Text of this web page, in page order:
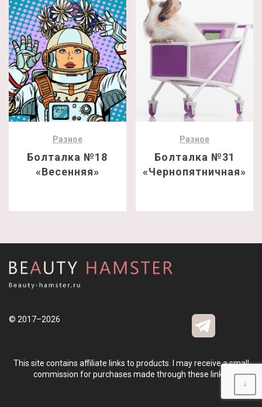
Разное
Болталка №18
«Весенняя»
Разное
Болталка №31
«Чернопятничная»
© 2017–2026
This site contains affiliate links to products. I may receive a small
commission for purchases made through these links.
↓